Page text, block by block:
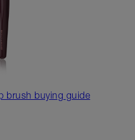
brush buying guide